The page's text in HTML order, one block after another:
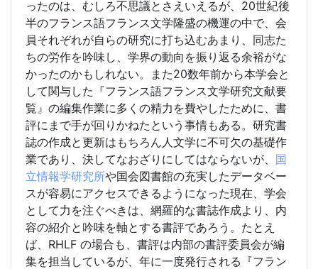
ったのは、むしろ不思議とさえいえるが、20世紀後
半のフランス語フランス文学隆盛の機運の中で、会
員それぞれが自らの研究に打ち込むあまり、同志た
ちの労作を吟味し、学界の動向を振り返る余裕がな
かったのかもしれない。また20数年前から本学会と
して関与した『フランス語フランス文学研究文献要
覧』の編集作業に多くの精力を費やしたために、書
評にまで手が回りかねたという事情もある。研究書
誌の作成と更新はもちろん人文学に不可欠の基礎作
業であり、決してなおざりにしてはならないが、 国
立情報学研究所や国会図書館の充実したデータベー
スが容易にアクセスできるようになった現在、学会
として力を注ぐべきは、網羅的な書誌作成より、内
容の紹介と吟味を軸とする書評であろう。たとえ
ば、RHLF の場合も、書評は内部の書評委員会が編
集を担当しているが、年に一度発行される『フラン